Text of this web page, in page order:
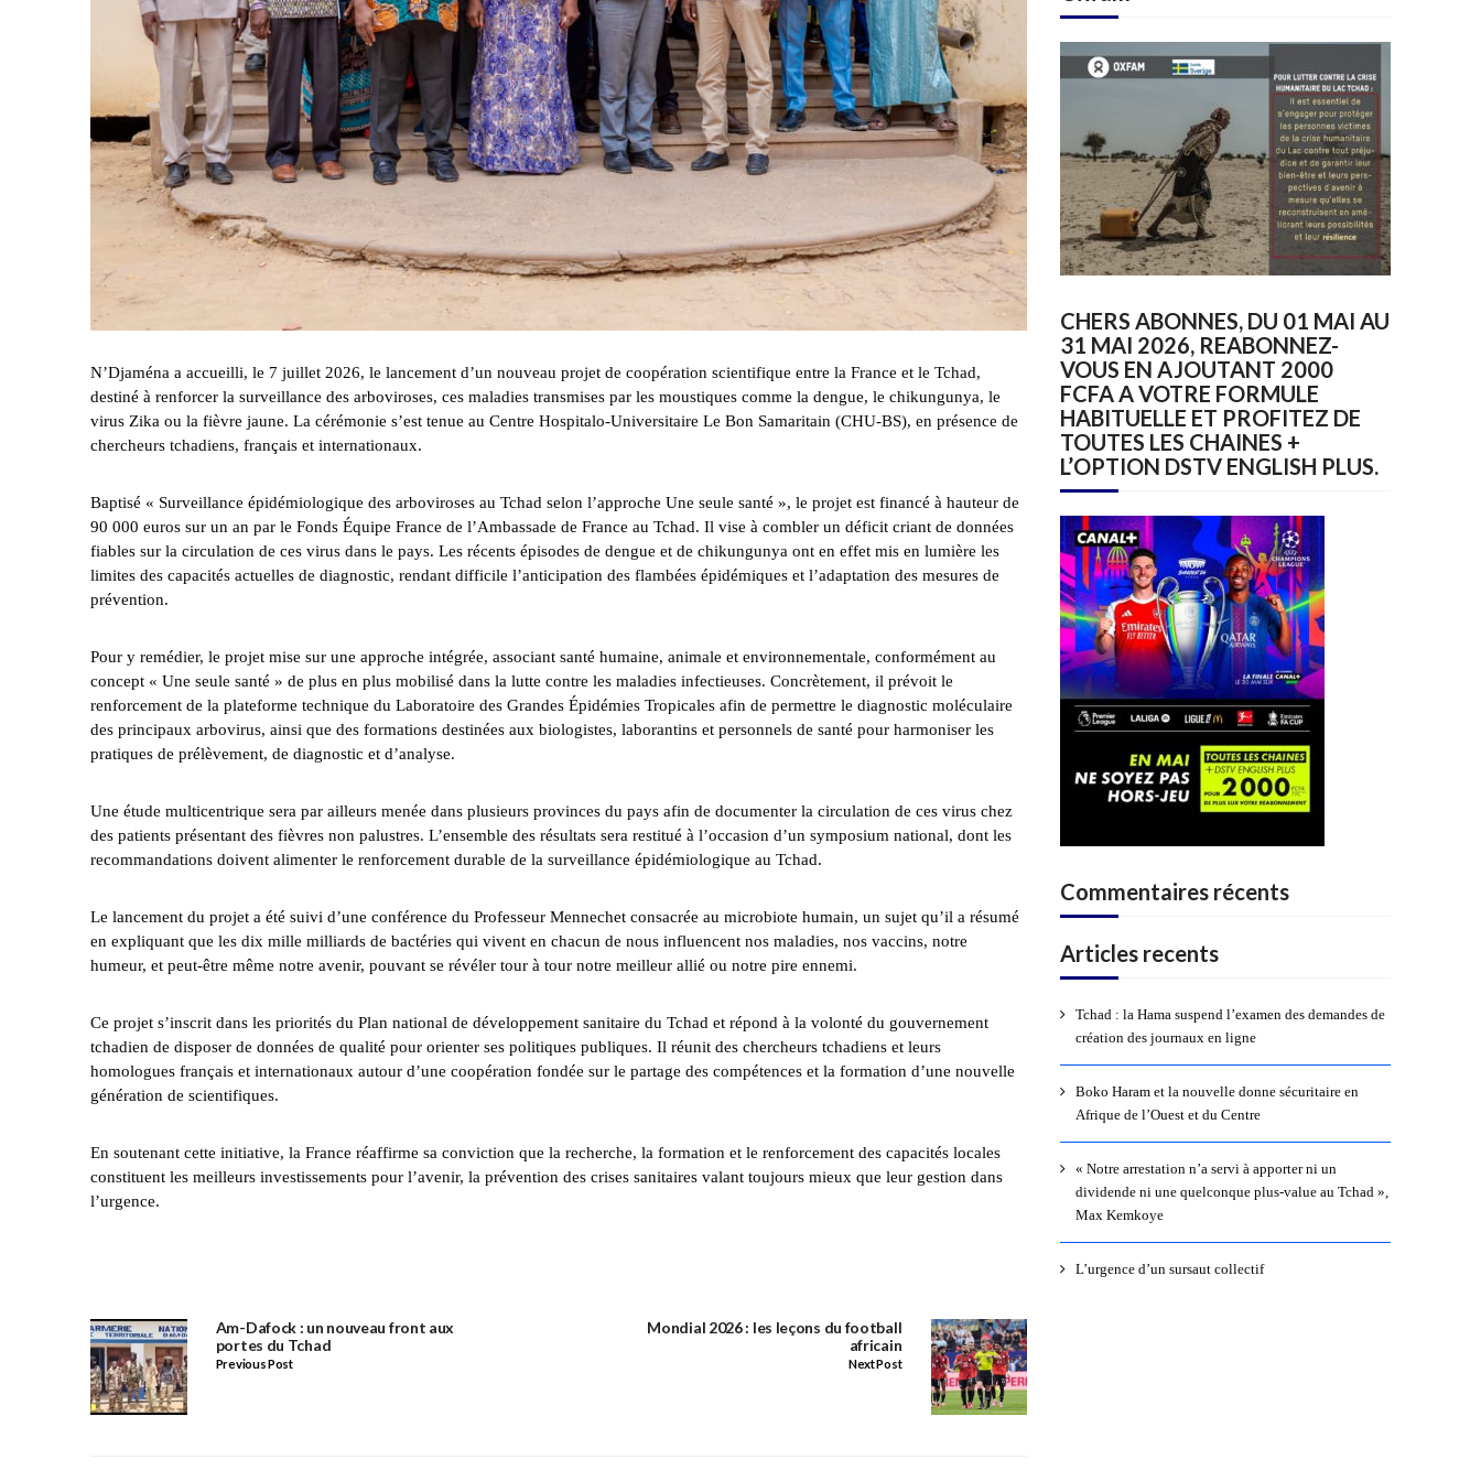
N’Djaména a accueilli, le 7 juillet 2026, le lancement d’un nouveau projet de coopération scientifique entre la France et le Tchad,
destiné à renforcer la surveillance des arboviroses, ces maladies transmises par les moustiques comme la dengue, le chikungunya, le
virus Zika ou la fièvre jaune. La cérémonie s’est tenue au Centre Hospitalo-Universitaire Le Bon Samaritain (CHU-BS), en présence de
chercheurs tchadiens, français et internationaux.
Baptisé « Surveillance épidémiologique des arboviroses au Tchad selon l’approche Une seule santé », le projet est financé à hauteur de
90 000 euros sur un an par le Fonds Équipe France de l’Ambassade de France au Tchad. Il vise à combler un déficit criant de données
fiables sur la circulation de ces virus dans le pays. Les récents épisodes de dengue et de chikungunya ont en effet mis en lumière les
limites des capacités actuelles de diagnostic, rendant difficile l’anticipation des flambées épidémiques et l’adaptation des mesures de
prévention.
Pour y remédier, le projet mise sur une approche intégrée, associant santé humaine, animale et environnementale, conformément au
concept « Une seule santé » de plus en plus mobilisé dans la lutte contre les maladies infectieuses. Concrètement, il prévoit le
renforcement de la plateforme technique du Laboratoire des Grandes Épidémies Tropicales afin de permettre le diagnostic moléculaire
des principaux arbovirus, ainsi que des formations destinées aux biologistes, laborantins et personnels de santé pour harmoniser les
pratiques de prélèvement, de diagnostic et d’analyse.
Une étude multicentrique sera par ailleurs menée dans plusieurs provinces du pays afin de documenter la circulation de ces virus chez
des patients présentant des fièvres non palustres. L’ensemble des résultats sera restitué à l’occasion d’un symposium national, dont les
recommandations doivent alimenter le renforcement durable de la surveillance épidémiologique au Tchad.
Le lancement du projet a été suivi d’une conférence du Professeur Mennechet consacrée au microbiote humain, un sujet qu’il a résumé
en expliquant que les dix mille milliards de bactéries qui vivent en chacun de nous influencent nos maladies, nos vaccins, notre
humeur, et peut-être même notre avenir, pouvant se révéler tour à tour notre meilleur allié ou notre pire ennemi.
Ce projet s’inscrit dans les priorités du Plan national de développement sanitaire du Tchad et répond à la volonté du gouvernement
tchadien de disposer de données de qualité pour orienter ses politiques publiques. Il réunit des chercheurs tchadiens et leurs
homologues français et internationaux autour d’une coopération fondée sur le partage des compétences et la formation d’une nouvelle
génération de scientifiques.
En soutenant cette initiative, la France réaffirme sa conviction que la recherche, la formation et le renforcement des capacités locales
constituent les meilleurs investissements pour l’avenir, la prévention des crises sanitaires valant toujours mieux que leur gestion dans
l’urgence.
Am-Dafock : un nouveau front aux
portes du Tchad
Previous Post
Mondial 2026 : les leçons du football
africain
Next Post
CHERS ABONNES, DU 01 MAI AU
31 MAI 2026, REABONNEZ-
VOUS EN AJOUTANT 2000
FCFA A VOTRE FORMULE
HABITUELLE ET PROFITEZ DE
TOUTES LES CHAINES +
L’OPTION DSTV ENGLISH PLUS.
Commentaires récents
Articles recents
Tchad : la Hama suspend l’examen des demandes de
création des journaux en ligne
Boko Haram et la nouvelle donne sécuritaire en
Afrique de l’Ouest et du Centre
« Notre arrestation n’a servi à apporter ni un
dividende ni une quelconque plus-value au Tchad »,
Max Kemkoye
L’urgence d’un sursaut collectif